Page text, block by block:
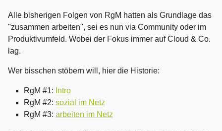
Alle bisherigen Folgen von RgM hatten als Grundlage das
"zusammen arbeiten", sei es nun via Community oder im
Produktivumfeld. Wobei der Fokus immer auf Cloud & Co.
lag.
Wer bisschen stöbern will, hier die Historie:
RgM #1: Intro
RgM #2: sozial im Netz
RgM #3: arbeiten im Netz